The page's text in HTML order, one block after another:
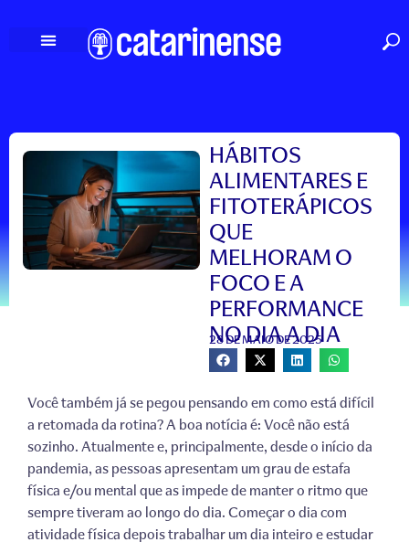
HÁBITOS
ALIMENTARES E
FITOTERÁPICOS
QUE
MELHORAM O
FOCO E A
PERFORMANCE
NO DIA A DIA
28 DE MAIO DE 2025
Você também já se pegou pensando em como está difícil
a retomada da rotina? A boa notícia é: Você não está
sozinho. Atualmente e, principalmente, desde o início da
pandemia, as pessoas apresentam um grau de estafa
física e/ou mental que as impede de manter o ritmo que
sempre tiveram ao longo do dia. Começar o dia com
atividade física depois trabalhar um dia inteiro e estudar